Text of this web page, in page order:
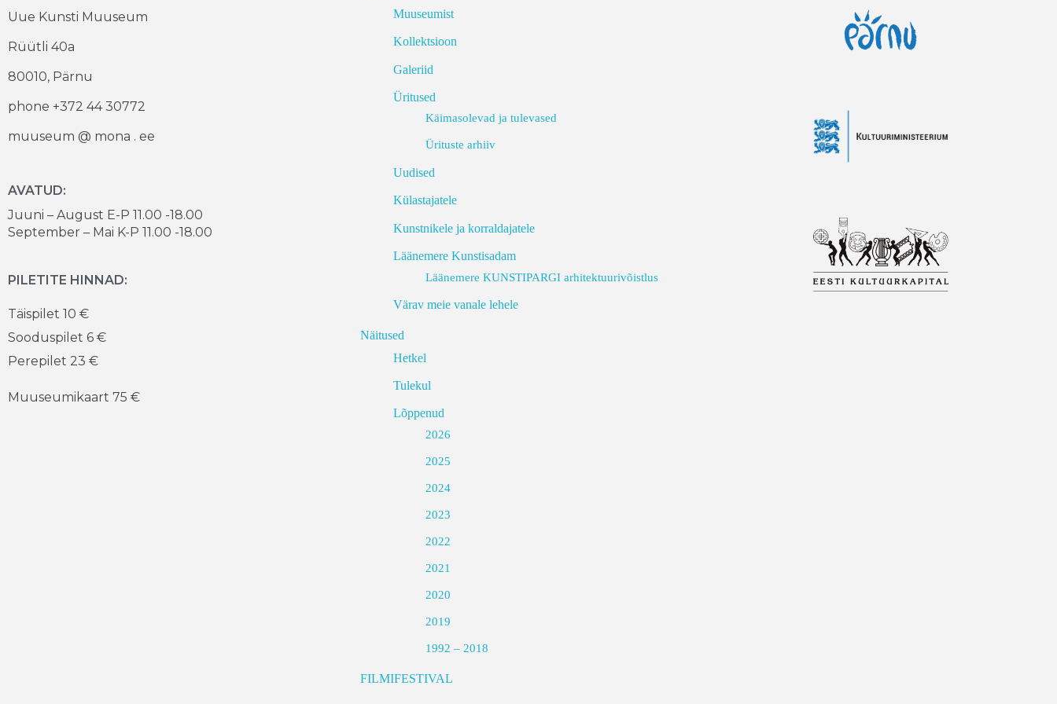
Uue Kunsti Muuseum
Rüütli 40a
80010, Pärnu
phone +372 44 30772
muuseum @ mona . ee
AVATUD:
Juuni – August E-P 11.00 -18.00
September – Mai K-P 11.00 -18.00
PILETITE HINNAD:
Täispilet 10 €
Sooduspilet 6 €
Perepilet 23 €
Muuseumikaart 75 €
Muuseumist
Kollektsioon
Galeriid
Üritused
Käimasolevad ja tulevased
Ürituste arhiiv
Uudised
Külastajatele
Kunstnikele ja korraldajatele
Läänemere Kunstisadam
Läänemere KUNSTIPARGI arhitektuurivõistlus
Värav meie vanale lehele
Näitused
Hetkel
Tulekul
Lõppenud
2026
2025
2024
2023
2022
2021
2020
2019
1992 – 2018
FILMIFESTIVAL